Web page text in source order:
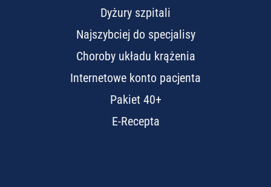
Dyżury szpitali
Najszybciej do specjalisy
Choroby układu krążenia
Internetowe konto pacjenta
Pakiet 40+
E-Recepta